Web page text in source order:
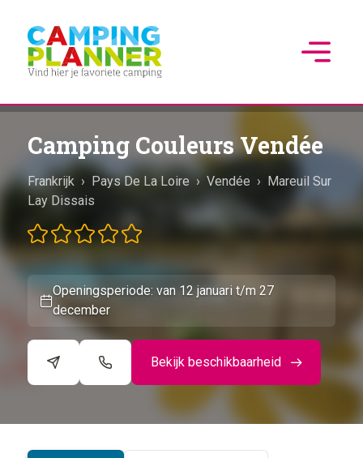
Camping Couleurs Vendée
Frankrijk › Pays De La Loire › Vendée › Mareuil Sur
Lay Dissais
Openingsperiode: van 12 januari t/m 27
december
Bekijk beschikbaarheid
+